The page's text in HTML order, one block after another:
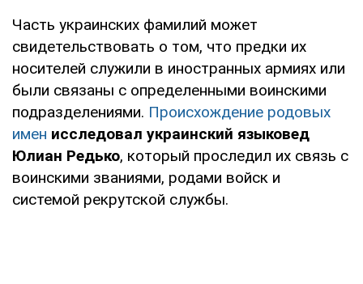
Часть украинских фамилий может
свидетельствовать о том, что предки их
носителей служили в иностранных армиях или
были связаны с определенными воинскими
подразделениями. Происхождение родовых
имен исследовал украинский языковед
Юлиан Редько, который проследил их связь с
воинскими званиями, родами войск и
системой рекрутской службы.